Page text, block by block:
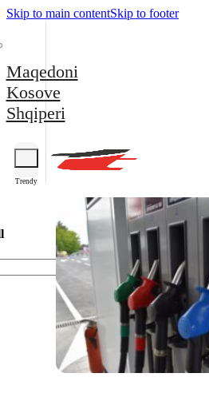
Skip to main contentSkip to footer
Maqedoni
Kosove
Shqiperi
Trendy